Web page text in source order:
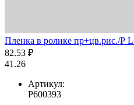
Пленка в ролике пр+цв.рис./Р
82.53 ₽
41.26
Артикул:
Р600393